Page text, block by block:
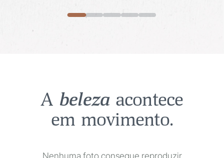
A beleza acontece
em movimento.
Nenhuma foto consegue reproduzir